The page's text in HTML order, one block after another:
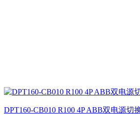
DPT160-CB010 R100 4P ABB双电源切